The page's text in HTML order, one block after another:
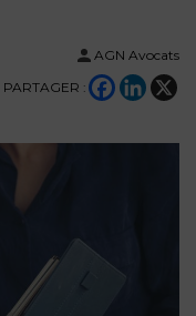
AGN Avocats
PARTAGER :